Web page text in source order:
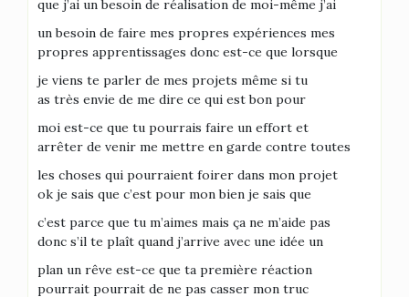
que j’ai un besoin de réalisation de moi-même j’ai
un besoin de faire mes propres expériences mes
propres apprentissages donc est-ce que lorsque
je viens te parler de mes projets même si tu
as très envie de me dire ce qui est bon pour
moi est-ce que tu pourrais faire un effort et
arrêter de venir me mettre en garde contre toutes
les choses qui pourraient foirer dans mon projet
ok je sais que c’est pour mon bien je sais que
c’est parce que tu m’aimes mais ça ne m’aide pas
donc s’il te plaît quand j’arrive avec une idée un
plan un rêve est-ce que ta première réaction
pourrait pourrait de ne pas casser mon truc